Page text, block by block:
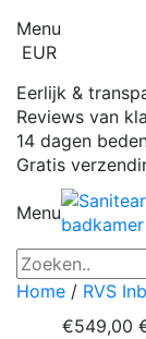
Menu
EUR
Eerlijk &
Reviews van
14 dagen
Gratis
Menu
Home / RVS
€549,00